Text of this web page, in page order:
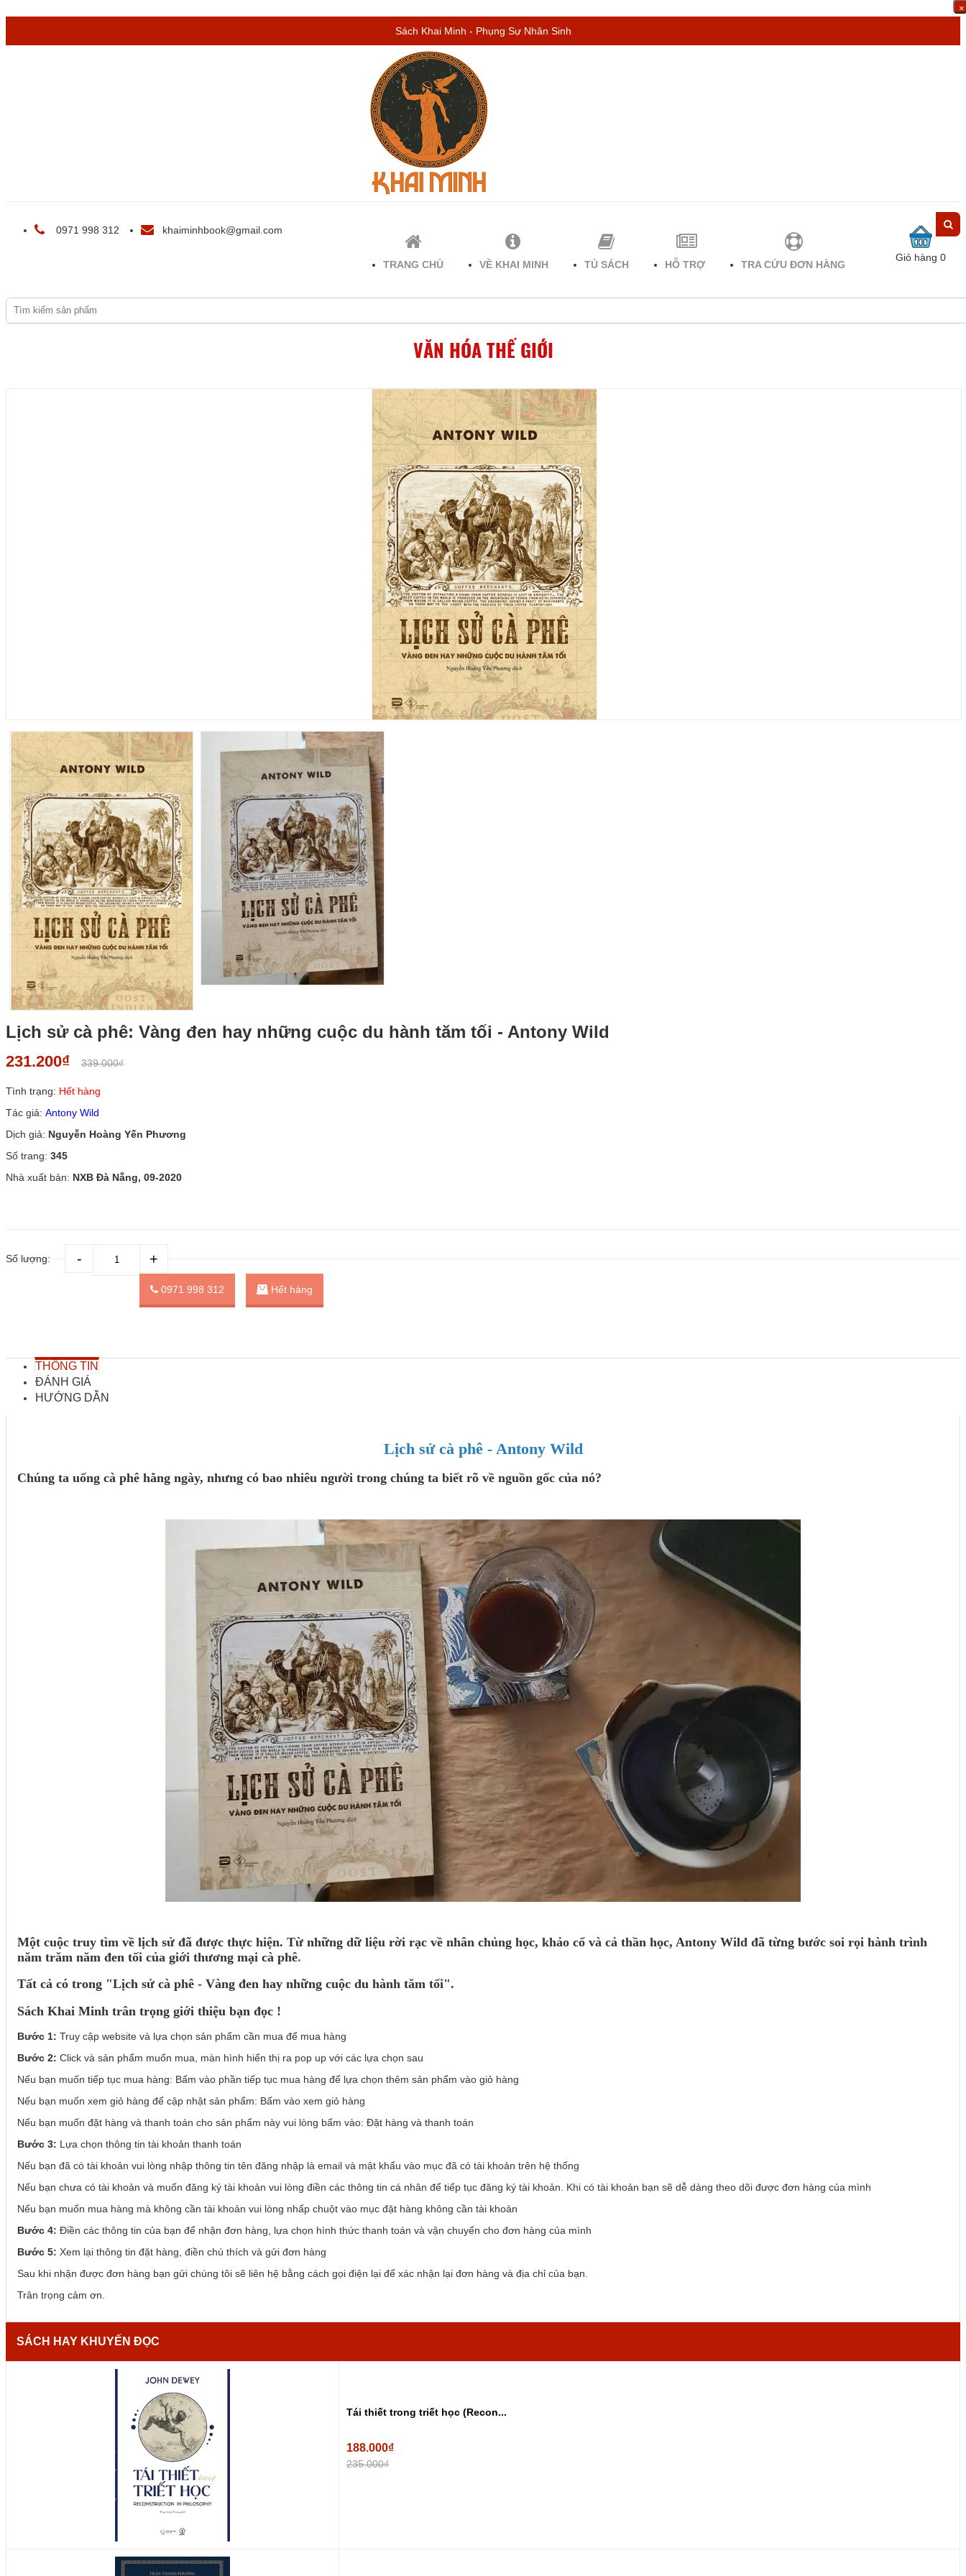
Sách Khai Minh - Phụng Sự Nhân Sinh
Giỏ hàng 0
TRANG CHỦ VỀ KHAI MINH TỦ SÁCH HỖ TRỢ TRA CỨU ĐƠN HÀNG
0971 998 312 khaiminhbook@gmail.com
VĂN HÓA THẾ GIỚI
Lịch sử cà phê: Vàng đen hay những cuộc du hành tăm tối - Antony Wild
231.200₫ 339.000₫
Tình trạng: Hết hàng
Tác giả: Antony Wild
Dịch giả: Nguyễn Hoàng Yến Phương
Số trang: 345
Nhà xuất bản: NXB Đà Nẵng, 09-2020
Số lượng:
0971 998 312 Hết hàng
THÔNG TIN
ĐÁNH GIÁ
HƯỚNG DẪN
Lịch sử cà phê - Antony Wild
Chúng ta uống cà phê hằng ngày, nhưng có bao nhiêu người trong chúng ta biết rõ về nguồn gốc của nó?
Một cuộc truy tìm về lịch sử đã được thực hiện. Từ những dữ liệu rời rạc về nhân chủng học, khảo cổ và cả thần học, Antony Wild đã từng bước soi rọi hành trình
năm trăm năm đen tối của giới thương mại cà phê.
Tất cả có trong "Lịch sử cà phê - Vàng đen hay những cuộc du hành tăm tối".
Sách Khai Minh trân trọng giới thiệu bạn đọc !
Bước 1: Truy cập website và lựa chọn sản phẩm cần mua để mua hàng
Bước 2: Click và sản phẩm muốn mua, màn hình hiển thị ra pop up với các lựa chọn sau
Nếu bạn muốn tiếp tục mua hàng: Bấm vào phần tiếp tục mua hàng để lựa chọn thêm sản phẩm vào giỏ hàng
Nếu bạn muốn xem giỏ hàng để cập nhật sản phẩm: Bấm vào xem giỏ hàng
Nếu bạn muốn đặt hàng và thanh toán cho sản phẩm này vui lòng bấm vào: Đặt hàng và thanh toán
Bước 3: Lựa chọn thông tin tài khoản thanh toán
Nếu bạn đã có tài khoản vui lòng nhập thông tin tên đăng nhập là email và mật khẩu vào mục đã có tài khoản trên hệ thống
Nếu bạn chưa có tài khoản và muốn đăng ký tài khoản vui lòng điền các thông tin cá nhân để tiếp tục đăng ký tài khoản. Khi có tài khoản bạn sẽ dễ dàng theo dõi được đơn hàng của mình
Nếu bạn muốn mua hàng mà không cần tài khoản vui lòng nhấp chuột vào mục đặt hàng không cần tài khoản
Bước 4: Điền các thông tin của bạn để nhận đơn hàng, lựa chọn hình thức thanh toán và vận chuyển cho đơn hàng của mình
Bước 5: Xem lại thông tin đặt hàng, điền chú thích và gửi đơn hàng
Sau khi nhận được đơn hàng bạn gửi chúng tôi sẽ liên hệ bằng cách gọi điện lại để xác nhận lại đơn hàng và địa chỉ của bạn.
Trân trọng cảm ơn.
SÁCH HAY KHUYẾN ĐỌC
Tái thiết trong triết học (Recon...
188.000₫
235.000₫
×